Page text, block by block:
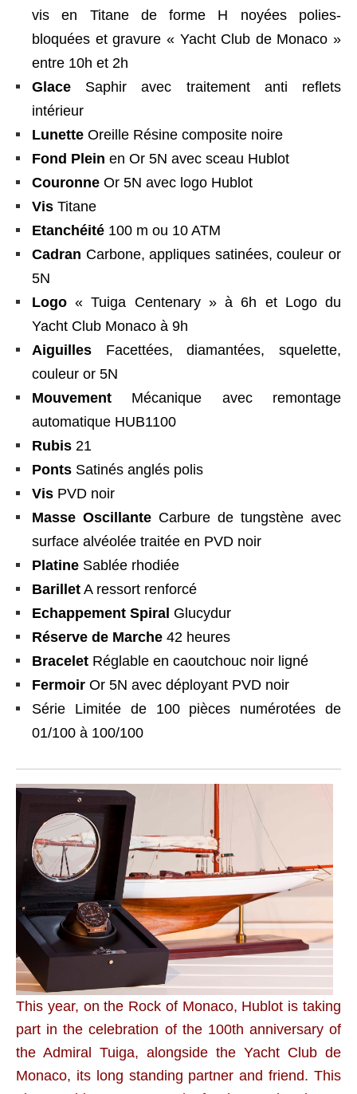
vis en Titane de forme H noyées polies-
bloquées et gravure « Yacht Club de Monaco »
entre 10h et 2h
Glace Saphir avec traitement anti reflets
intérieur
Lunette Oreille Résine composite noire
Fond Plein en Or 5N avec sceau Hublot
Couronne Or 5N avec logo Hublot
Vis Titane
Etanchéité 100 m ou 10 ATM
Cadran Carbone, appliques satinées, couleur or
5N
Logo « Tuiga Centenary » à 6h et Logo du
Yacht Club Monaco à 9h
Aiguilles Facettées, diamantées, squelette,
couleur or 5N
Mouvement Mécanique avec remontage
automatique HUB1100
Rubis 21
Ponts Satinés anglés polis
Vis PVD noir
Masse Oscillante Carbure de tungstène avec
surface alvéolée traitée en PVD noir
Platine Sablée rhodiée
Barillet A ressort renforcé
Echappement Spiral Glucydur
Réserve de Marche 42 heures
Bracelet Réglable en caoutchouc noir ligné
Fermoir Or 5N avec déployant PVD noir
Série Limitée de 100 pièces numérotées de
01/100 à 100/100
This year, on the Rock of Monaco, Hublot is taking
part in the celebration of the 100th anniversary of
the Admiral Tuiga, alongside the Yacht Club de
Monaco, its long standing partner and friend. This